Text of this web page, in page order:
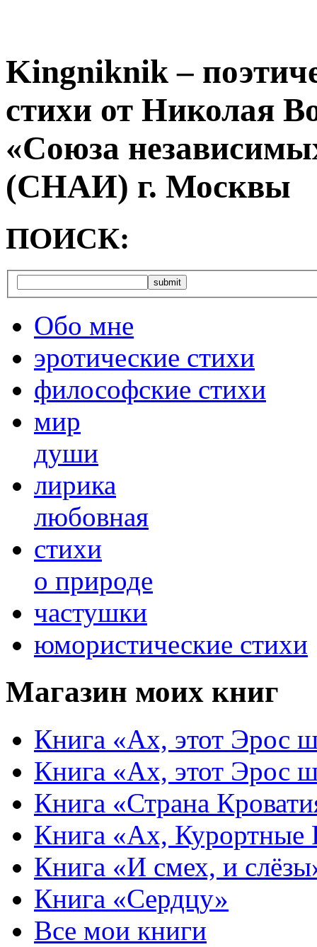
Kingniknik –
стихи от Николая
«Союза
(СНАИ) г. Москвы
ПОИСК:
Обо мне
эротические стихи
философские стихи
мир
души
лирика
любовная
cтихи
о природе
частушки
юмористические стихи
Магазин моих книг
Книга «Ах, этот Эрос
Книга «Ах, этот Эрос
Книга «Страна
Книга «Ах,
Книга «И смех, и
Книга «Сердцу»
Все мои книги